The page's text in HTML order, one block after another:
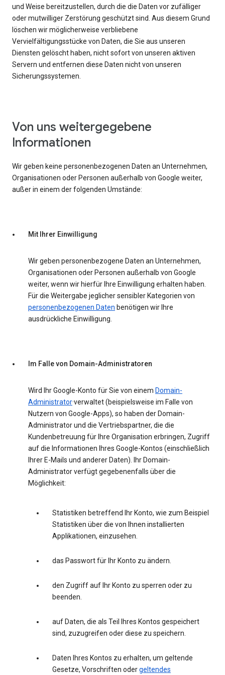
und Weise bereitzustellen, durch die die Daten vor zufälliger
oder mutwilliger Zerstörung geschützt sind. Aus diesem Grund
löschen wir möglicherweise verbliebene
Vervielfältigungsstücke von Daten, die Sie aus unseren
Diensten gelöscht haben, nicht sofort von unseren aktiven
Servern und entfernen diese Daten nicht von unseren
Sicherungssystemen.
Von uns weitergegebene
Informationen
Wir geben keine personenbezogenen Daten an Unternehmen,
Organisationen oder Personen außerhalb von Google weiter,
außer in einem der folgenden Umstände:
Mit Ihrer Einwilligung
Wir geben personenbezogene Daten an Unternehmen,
Organisationen oder Personen außerhalb von Google
weiter, wenn wir hierfür Ihre Einwilligung erhalten haben.
Für die Weitergabe jeglicher sensibler Kategorien von
personenbezogenen Daten benötigen wir Ihre
ausdrückliche Einwilligung.
Im Falle von Domain-Administratoren
Wird Ihr Google-Konto für Sie von einem Domain-
Administrator·verwaltet (beispielsweise im Falle von
Nutzern von Google-Apps), so haben der Domain-
Administrator und die Vertriebspartner, die die
Kundenbetreuung für Ihre Organisation erbringen, Zugriff
auf die Informationen Ihres Google-Kontos (einschließlich
Ihrer E-Mails und anderer Daten). Ihr Domain-
Administrator verfügt gegebenenfalls über die
Möglichkeit:
Statistiken betreffend Ihr Konto, wie zum Beispiel
Statistiken über die von Ihnen installierten
Applikationen, einzusehen.
das Passwort für Ihr Konto zu ändern.
den Zugriff auf Ihr Konto zu sperren oder zu
beenden.
auf Daten, die als Teil Ihres Kontos gespeichert
sind, zuzugreifen oder diese zu speichern.
Daten Ihres Kontos zu erhalten, um geltende
Gesetze, Vorschriften odergeltendes